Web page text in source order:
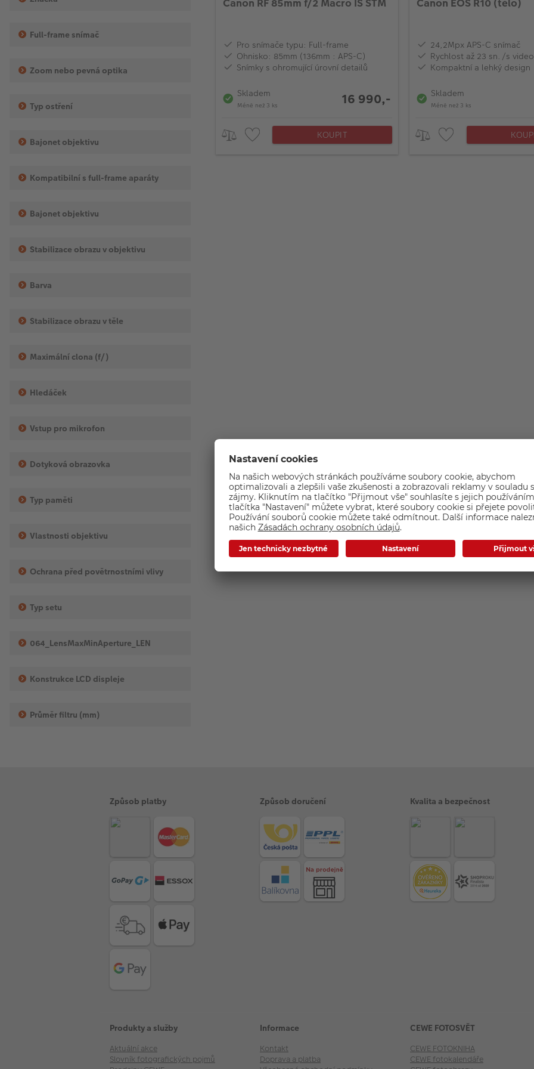
Full-frame snímač
Zoom nebo pevná optika
Typ ostření
Bajonet objektivu
Kompatibilní s full-frame aparáty
Bajonet objektivu
Stabilizace obrazu v objektivu
Barva
Stabilizace obrazu v těle
Maximální clona (f/)
Hledáček
Vstup pro mikrofon
Dotyková obrazovka
Typ paměti
Vlastnosti objektivu
Ochrana před povětrnostními vlivy
Typ setu
064_LensMaxMinAperture_LEN
Konstrukce LCD displeje
Průměr filtru (mm)
Pro snímače typu: Full-frame
Ohnisko: 85mm (136mm : APS-C)
Snímky s ohromující úrovní detailů
Skladem
Méně než 3 ks 16 990,-
KOUPIT
24,2Mpx APS-C snímač
Rychlost až 23 sn./s
Kompaktní a lehký design
Skladem
Méně než 3 ks
Způsob platby Způsob doručení Kvalita a bezpečnost
Produkty a služby
Aktuální akce
Slovník fotografických pojmů
Informace
Kontakt
Doprava a platba
CEWE FOTOSVĚT
CEWE FOTOKNIHA
CEWE fotokalendáře